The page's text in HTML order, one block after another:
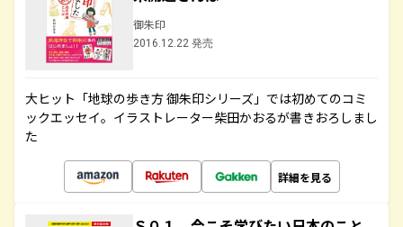
御朱印
2016.12.22 発売
大ヒット「地球の歩き方 御朱印シリーズ」では初めてのコミ
ックエッセイ。イラストレーター柴田かおるが書きおろしまし
た
詳細を見る